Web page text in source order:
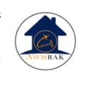
المحتوى